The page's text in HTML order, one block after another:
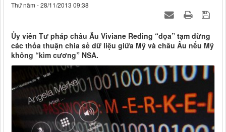
Thứ năm - 28/11/2013 09:38
Ủy viên Tư pháp châu Âu Viviane Reding “dọa” tạm dừng
các thỏa thuận chia sẻ dữ liệu giữa Mỹ và châu Âu nếu Mỹ
không “kìm cương” NSA.